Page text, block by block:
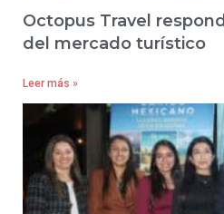
Octopus Travel
del mercado turístico
Leer más »